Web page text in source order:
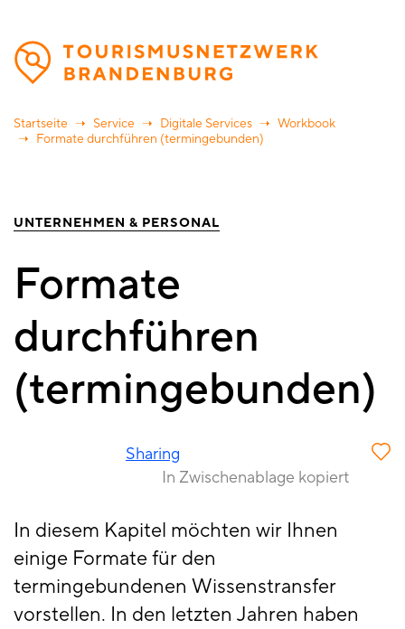
Direkt
zum
Inhalt
Startseite Service Digitale Services
Workbook
Formate durchführen (termingebunden)
UNTERNEHMEN & PERSONAL
Formate
durchführen
(termingebunden)
Sharing
In Zwischenablage kopiert
In diesem Kapitel möchten wir Ihnen
einige Formate für den
termingebundenen Wissenstransfer
vorstellen. In den letzten Jahren haben